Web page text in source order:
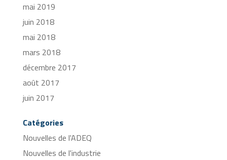
mai 2019
juin 2018
mai 2018
mars 2018
décembre 2017
août 2017
juin 2017
Catégories
Nouvelles de l'ADEQ
Nouvelles de l'industrie